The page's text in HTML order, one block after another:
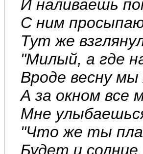
И наливаешь
С ним
Тут же
"Милый, а где
Вроде весну мы
А за окном все
Мне
"Что же ты
Будет и